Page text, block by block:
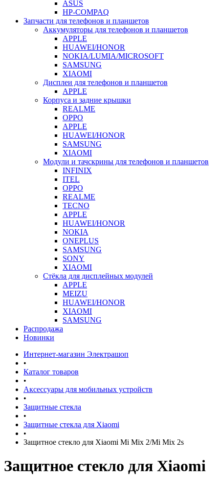
ASUS
HP-COMPAQ
Запчасти для телефонов и планшетов
Аккумуляторы для телефонов и планшетов
APPLE
HUAWEI/HONOR
NOKIA/LUMIA/MICROSOFT
SAMSUNG
XIAOMI
Дисплеи для телефонов и планшетов
APPLE
Корпуса и задние крышки
REALME
OPPO
APPLE
HUAWEI/HONOR
SAMSUNG
XIAOMI
Модули и тачскрины для телефонов и планшетов
INFINIX
ITEL
OPPO
REALME
TECNO
APPLE
HUAWEI/HONOR
NOKIA
ONEPLUS
SAMSUNG
SONY
XIAOMI
Стёкла для дисплейных модулей
APPLE
MEIZU
HUAWEI/HONOR
XIAOMI
SAMSUNG
Распродажа
Новинки
Интернет-магазин Электрашоп
•
Каталог товаров
•
Аксессуары для мобильных устройств
•
Защитные стекла
•
Защитные стекла для Xiaomi
•
Защитное стекло для Xiaomi Mi Mix 2/Mi Mix 2s
Защитное стекло для Xiaomi